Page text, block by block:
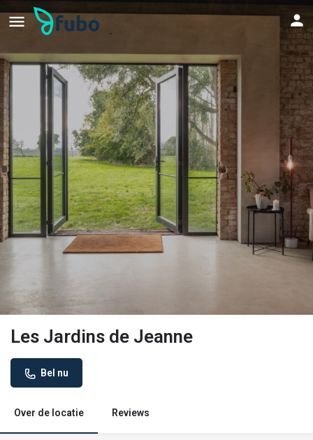
Les Jardins de Jeanne
Bel nu
Over de locatie Reviews